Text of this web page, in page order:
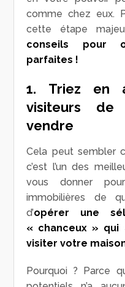
comme chez eux.
cette étape
conseils pour
parfaites !
1. Triez en
visiteurs
vendre
Cela peut sembler
c’est l’un des
vous donner
immobilières de
d’opérer une
« chanceux » qui
visiter votre
Pourquoi ? Parce